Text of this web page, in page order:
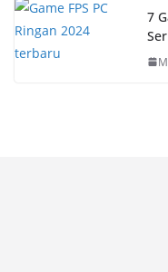
7